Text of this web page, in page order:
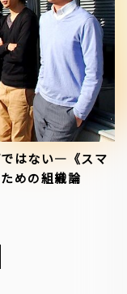
ではない―《スマ
めの組織論